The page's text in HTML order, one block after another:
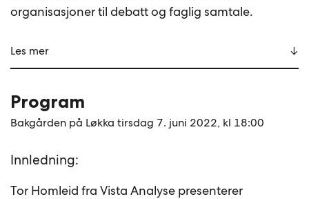
organisasjoner til debatt og faglig samtale.
Les mer
Program
Bakgården på Løkka tirsdag 7. juni 2022, kl 18:00
Innledning:
Tor Homleid fra Vista Analyse presenterer